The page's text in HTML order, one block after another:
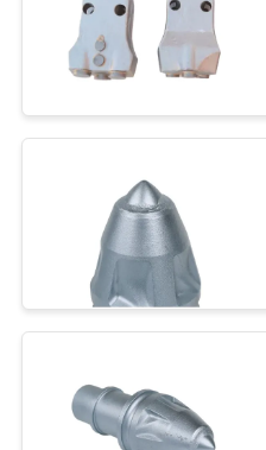
โรงงาน
ควบคุม
คุณภาพ
แท่นเจาะ